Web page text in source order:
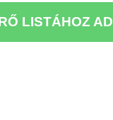
LISTÁHOZ AD